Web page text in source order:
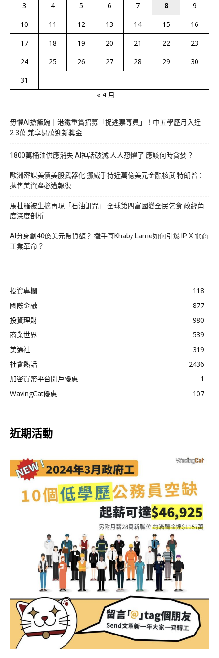
3
4 5 6 7 8
9
10
11 12 13 14 15
16
17
18 19 20 21 22
23
24
25 26 27 28 29
30
31
« 4 月
毋懼AI搶飯碗｜港鐵重賞招募「捉逃票專員」！中五學歷月入近
2.3萬 兼享過萬迎新獎金
1800萬桶油供應消失 AI神話破滅 人人恐懼了 應該何時貪婪？
歐洲密謀美債美股武器化 挪威手持近萬億美元金融核武 特朗普：
拋售美資產必遭報復
馬杜羅被生擒再現「石油詛咒」 全球第四富國變全民乞食 政經角
度深度剖析
AI分身創40億美元帶貨額？ 攤手哥Khaby Lame如何引爆 IP X 電商
工業革命？
投資專欄
118
國際金融
877
投資理財
980
商業世界
539
美通社
319
社會熱話
2436
加密貨幣平台開戶優惠
1
WavingCat優惠
107
近期活動